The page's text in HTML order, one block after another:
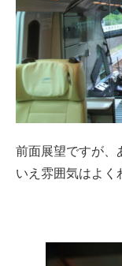
前面展望ですが、
いえ雰囲気はよく